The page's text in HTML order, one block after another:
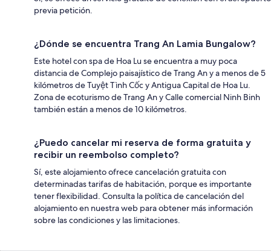
previa petición.
¿Dónde se encuentra Trang An Lamia Bungalow?
Este hotel con spa de Hoa Lu se encuentra a muy poca
distancia de Complejo paisajístico de Trang An y a menos de 5
kilómetros de Tuyệt Tình Cốc y Antigua Capital de Hoa Lu.
Zona de ecoturismo de Trang An y Calle comercial Ninh Binh
también están a menos de 10 kilómetros.
¿Puedo cancelar mi reserva de forma gratuita y
recibir un reembolso completo?
Sí, este alojamiento ofrece cancelación gratuita con
determinadas tarifas de habitación, porque es importante
tener flexibilidad. Consulta la política de cancelación del
alojamiento en nuestra web para obtener más información
sobre las condiciones y las limitaciones.